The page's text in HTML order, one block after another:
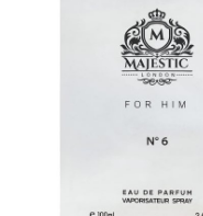
Detergent Capsule
Detergent Pudra Automat
Detergent Lichid
Detergent Pudra Manual